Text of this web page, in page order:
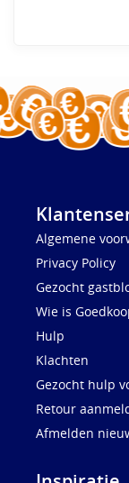
Algemene
Privacy Policy
Gezocht
Wie is
Hulp
Klachten
Gezocht hulp
Retour
Afmelden